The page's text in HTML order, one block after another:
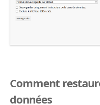
Comment
données